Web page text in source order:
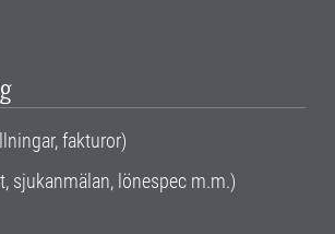
fakturor)
sjukanmälan, lönespec m.m.)